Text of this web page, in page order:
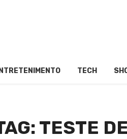
TECH
TESTE